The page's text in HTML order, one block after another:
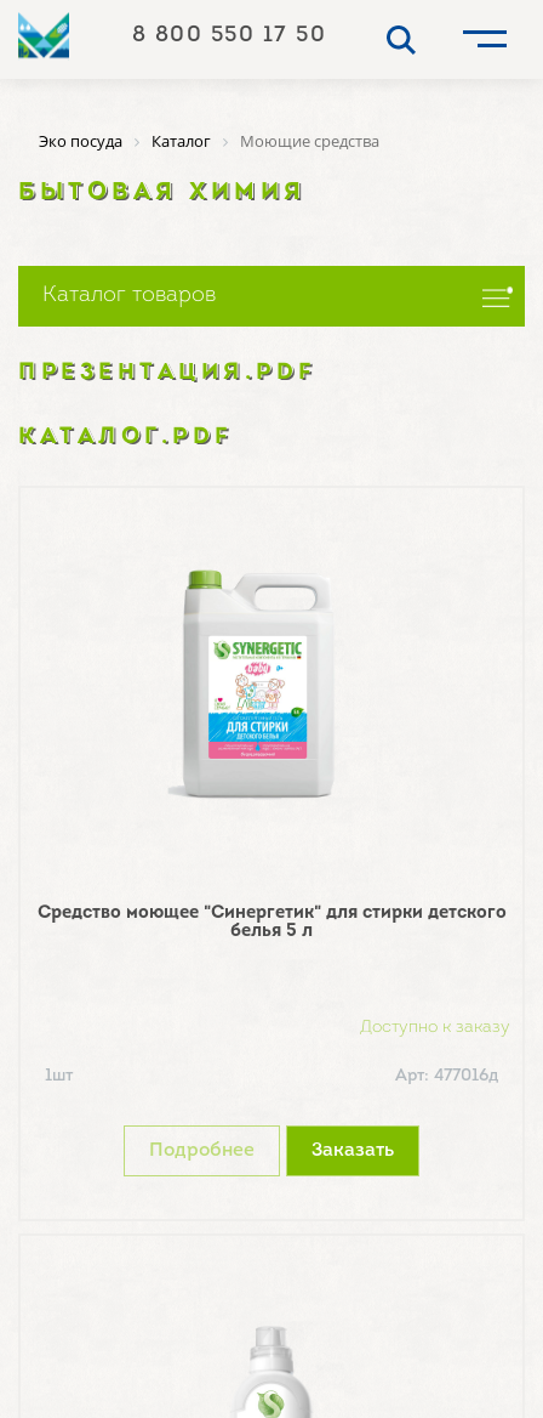
8 800 550 17 50
Эко посуда Каталог Моющие средства
БЫТОВАЯ ХИМИЯ
Каталог товаров
ПРЕЗЕНТАЦИЯ.PDF
КАТАЛОГ.PDF
Средство моющее "Синергетик" для стирки детского
белья 5 л
Доступно к заказу
1шт Арт: 477016д
Подробнее Заказать